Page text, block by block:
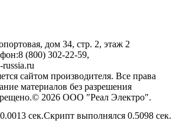
дом 34, стр. 2, этаж 2
8 (800) 302-22-59,
сайтом производителя. Все права
материалов без разрешения
2026 ООО "Реал Электро".
сек.Скрипт выполнялся 0.5098 сек.